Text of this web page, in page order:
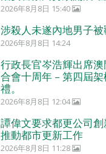
2026年8月8日 15:40
涉殺人未遂內地男子被
2026年8月8日 14:24
行政長官岑浩輝出席
合會十周年 – 第四屆
禮。
2026年8月8日 12:04
譚偉文要求都更公司
推動都市更新工作
2026年8月8日 11:28